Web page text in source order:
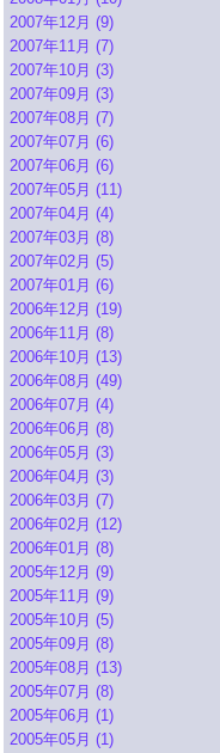
2007年12月 (9)
2007年11月 (7)
2007年10月 (3)
2007年09月 (3)
2007年08月 (7)
2007年07月 (6)
2007年06月 (6)
2007年05月 (11)
2007年04月 (4)
2007年03月 (8)
2007年02月 (5)
2007年01月 (6)
2006年12月 (19)
2006年11月 (8)
2006年10月 (13)
2006年08月 (49)
2006年07月 (4)
2006年06月 (8)
2006年05月 (3)
2006年04月 (3)
2006年03月 (7)
2006年02月 (12)
2006年01月 (8)
2005年12月 (9)
2005年11月 (9)
2005年10月 (5)
2005年09月 (8)
2005年08月 (13)
2005年07月 (8)
2005年06月 (1)
2005年05月 (1)